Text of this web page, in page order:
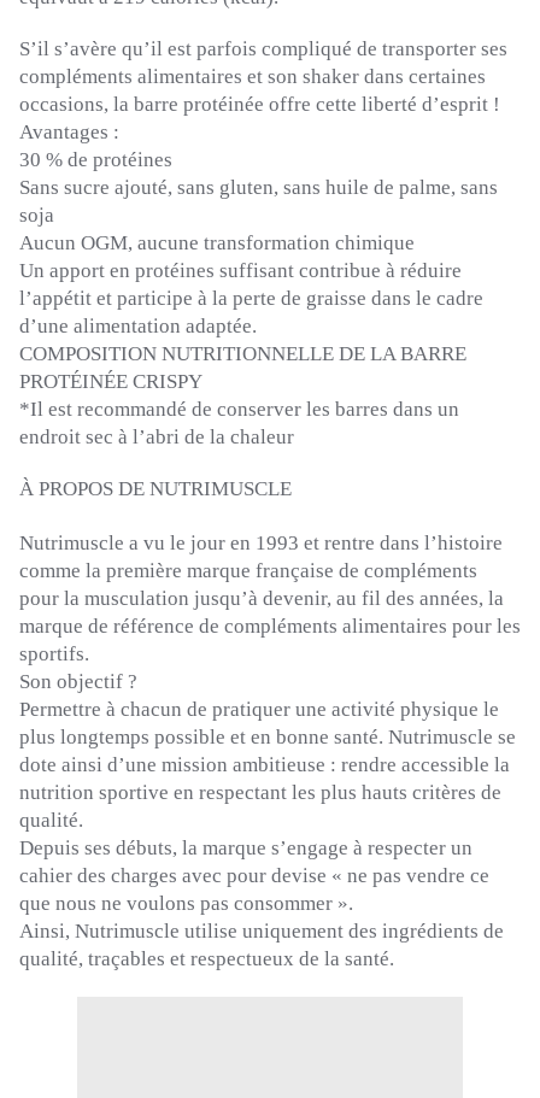
S’il s’avère qu’il est parfois compliqué de transporter ses
compléments alimentaires et son shaker dans certaines
occasions, la barre protéinée offre cette liberté d’esprit !
Avantages :
30 % de protéines
Sans sucre ajouté, sans gluten, sans huile de palme, sans
soja
Aucun OGM, aucune transformation chimique
Un apport en protéines suffisant contribue à réduire
l’appétit et participe à la perte de graisse dans le cadre
d’une alimentation adaptée.
COMPOSITION NUTRITIONNELLE DE LA BARRE
PROTÉINÉE CRISPY
*Il est recommandé de conserver les barres dans un
endroit sec à l’abri de la chaleur
À PROPOS DE NUTRIMUSCLE
Nutrimuscle a vu le jour en 1993 et rentre dans l’histoire
comme la première marque française de compléments
pour la musculation jusqu’à devenir, au fil des années, la
marque de référence de compléments alimentaires pour les
sportifs.
Son objectif ?
Permettre à chacun de pratiquer une activité physique le
plus longtemps possible et en bonne santé. Nutrimuscle se
dote ainsi d’une mission ambitieuse : rendre accessible la
nutrition sportive en respectant les plus hauts critères de
qualité.
Depuis ses débuts, la marque s’engage à respecter un
cahier des charges avec pour devise « ne pas vendre ce
que nous ne voulons pas consommer ».
Ainsi, Nutrimuscle utilise uniquement des ingrédients de
qualité, traçables et respectueux de la santé.